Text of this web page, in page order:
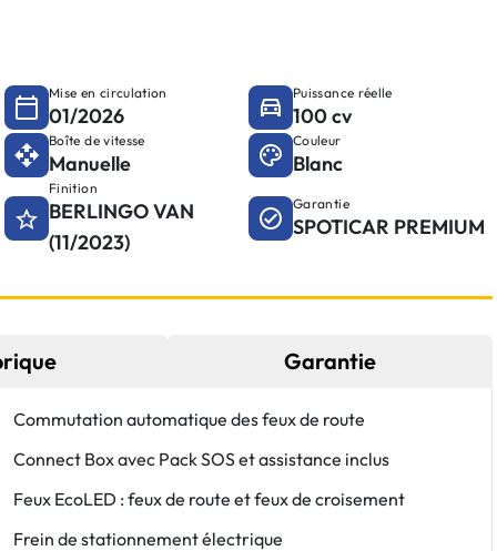
Mise en circulation
01/2026
Puissance réelle
100 cv
Boîte de vitesse
Manuelle
Couleur
Blanc
Finition
BERLINGO VAN
(11/2023)
Garantie
SPOTICAR PREMIUM
Garantie
Commutation automatique des feux de route
Connect Box avec Pack SOS et assistance inclus
Feux EcoLED : feux de route et feux de croisement
Frein de stationnement électrique